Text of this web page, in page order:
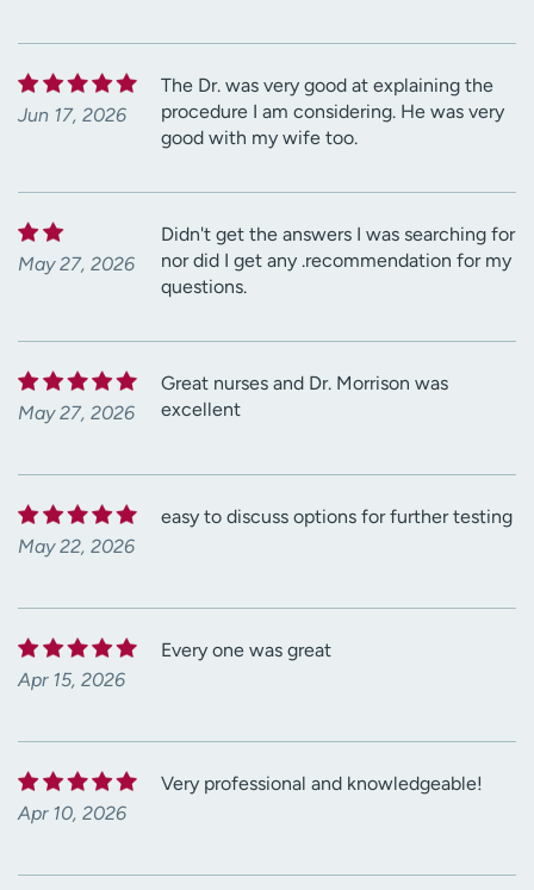
Jun 17, 2026
The Dr. was very good at explaining the
procedure I am considering. He was very
good with my wife too.
May 27, 2026
Didn't get the answers I was searching for
nor did I get any .recommendation for my
questions.
May 27, 2026
Great nurses and Dr. Morrison was
excellent
May 22, 2026
easy to discuss options for further testing
Apr 15, 2026
Every one was great
Apr 10, 2026
Very professional and knowledgeable!